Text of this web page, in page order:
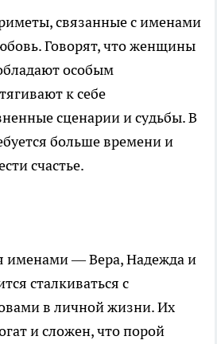
связанные с именами
Говорят, что женщины
особым
к себе
сценарии и судьбы. В
больше времени и
счастье.
именами — Вера, Надежда и
сталкиваться с
в личной жизни. Их
и сложен, что порой